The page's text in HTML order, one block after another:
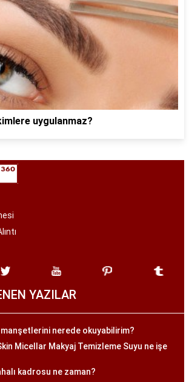
uygulanmaz?
YAZILAR
nerede okuyabilirim?
Micellar Makyaj Temizleme Suyu ne işe
kadrosu ne zaman?